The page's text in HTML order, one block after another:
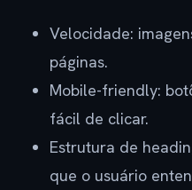
Velocidade:
páginas.
Mobile-friendly:
fácil de clicar.
Estrutura de
que o usuário